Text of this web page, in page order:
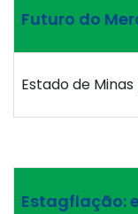
Futuro do
Estado de
Estagflação: